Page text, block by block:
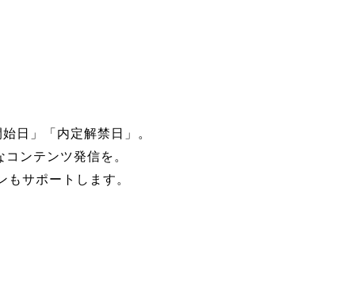
日」「内定解禁日」。
ンテンツ発信を。
サポートします。